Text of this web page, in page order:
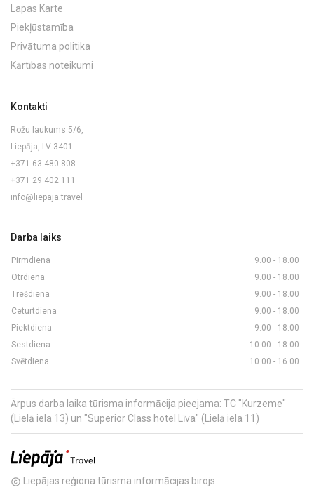
Lapas Karte
Piekļūstamība
Privātuma politika
Kārtības noteikumi
Kontakti
Rožu laukums 5/6,
Liepāja, LV-3401
+371 63 480 808
+371 29 402 111
info@liepaja.travel
Darba laiks
Pirmdiena
9.00 - 18.00
Otrdiena
9.00 - 18.00
Trešdiena
9.00 - 18.00
Ceturtdiena
9.00 - 18.00
Piektdiena
9.00 - 18.00
Sestdiena
10.00 - 18.00
Svētdiena
10.00 - 16.00
Ārpus darba laika tūrisma informācija pieejama: TC "Kurzeme"
(Lielā iela 13) un "Superior Class hotel Līva" (Lielā iela 11)
copyright Liepājas reģiona tūrisma informācijas birojs